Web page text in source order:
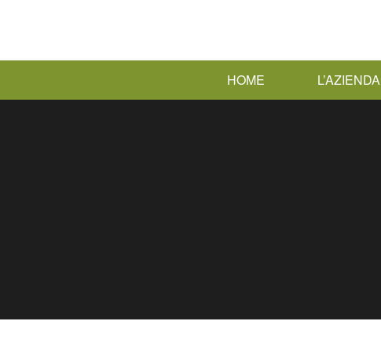
HOME L’AZIENDA